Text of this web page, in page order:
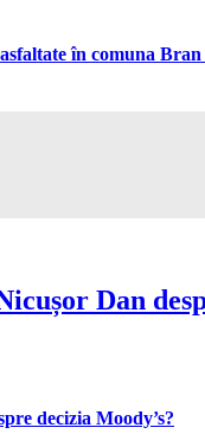
în comuna
Dan
decizia Moody’s?